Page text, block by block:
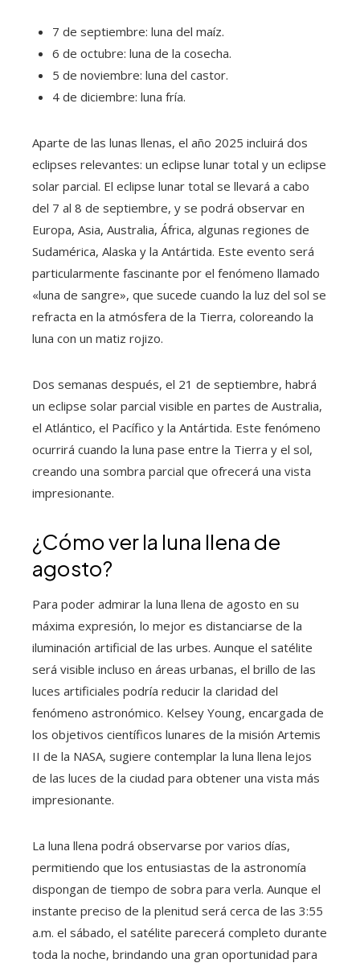
7 de septiembre: luna del maíz.
6 de octubre: luna de la cosecha.
5 de noviembre: luna del castor.
4 de diciembre: luna fría.
Aparte de las lunas llenas, el año 2025 incluirá dos
eclipses relevantes: un eclipse lunar total y un eclipse
solar parcial. El eclipse lunar total se llevará a cabo
del 7 al 8 de septiembre, y se podrá observar en
Europa, Asia, Australia, África, algunas regiones de
Sudamérica, Alaska y la Antártida. Este evento será
particularmente fascinante por el fenómeno llamado
«luna de sangre», que sucede cuando la luz del sol se
refracta en la atmósfera de la Tierra, coloreando la
luna con un matiz rojizo.
Dos semanas después, el 21 de septiembre, habrá
un eclipse solar parcial visible en partes de Australia,
el Atlántico, el Pacífico y la Antártida. Este fenómeno
ocurrirá cuando la luna pase entre la Tierra y el sol,
creando una sombra parcial que ofrecerá una vista
impresionante.
¿Cómo ver la luna llena de
agosto?
Para poder admirar la luna llena de agosto en su
máxima expresión, lo mejor es distanciarse de la
iluminación artificial de las urbes. Aunque el satélite
será visible incluso en áreas urbanas, el brillo de las
luces artificiales podría reducir la claridad del
fenómeno astronómico. Kelsey Young, encargada de
los objetivos científicos lunares de la misión Artemis
II de la NASA, sugiere contemplar la luna llena lejos
de las luces de la ciudad para obtener una vista más
impresionante.
La luna llena podrá observarse por varios días,
permitiendo que los entusiastas de la astronomía
dispongan de tiempo de sobra para verla. Aunque el
instante preciso de la plenitud será cerca de las 3:55
a.m. el sábado, el satélite parecerá completo durante
toda la noche, brindando una gran oportunidad para